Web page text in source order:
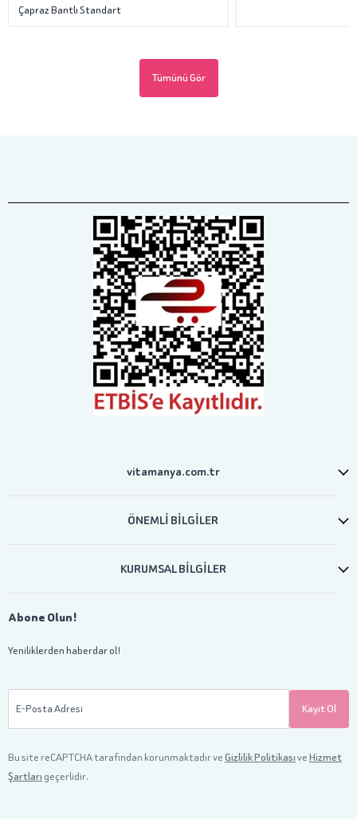
Çapraz Bantlı Standart
Tümünü Gör
vitamanya.com.tr
ÖNEMLİ BİLGİLER
KURUMSAL BİLGİLER
Abone Olun!
Yeniliklerden haberdar ol!
E-Posta Adresi Kayıt Ol
Bu site reCAPTCHA tarafından korunmaktadır veGizlilik PolitikasıveHizmet
Şartları geçerlidir.